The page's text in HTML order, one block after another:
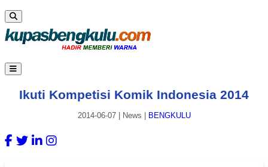
Ikuti Kompetisi Komik Indonesia 2014
2014-06-07| News BENGKULU